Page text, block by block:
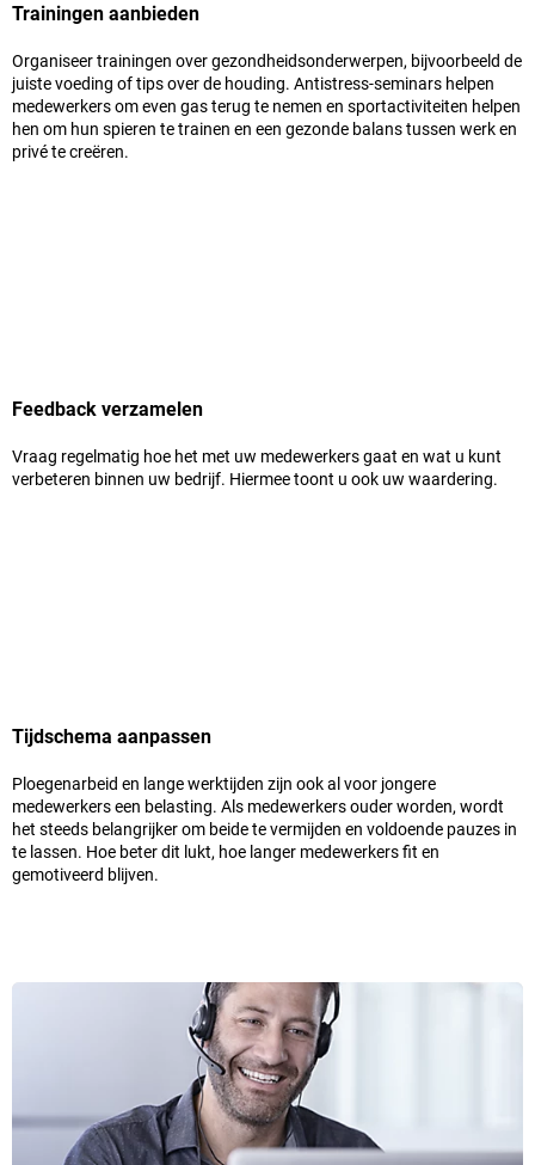
Trainingen aanbieden
Organiseer trainingen over gezondheidsonderwerpen, bijvoorbeeld de
juiste voeding of tips over de houding. Antistress-seminars helpen
medewerkers om even gas terug te nemen en sportactiviteiten helpen
hen om hun spieren te trainen en een gezonde balans tussen werk en
privé te creëren.
Feedback verzamelen
Vraag regelmatig hoe het met uw medewerkers gaat en wat u kunt
verbeteren binnen uw bedrijf. Hiermee toont u ook uw waardering.
Tijdschema aanpassen
Ploegenarbeid en lange werktijden zijn ook al voor jongere
medewerkers een belasting. Als medewerkers ouder worden, wordt
het steeds belangrijker om beide te vermijden en voldoende pauzes in
te lassen. Hoe beter dit lukt, hoe langer medewerkers fit en
gemotiveerd blijven.